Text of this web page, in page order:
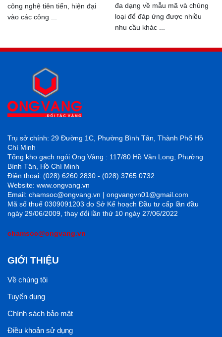
công nghệ tiên tiến, hiện đại
vào các công ...
đa dạng về mẫu mã và chủng
loại để đáp ứng được nhiều
nhu cầu khác ...
Trụ sở chính: 29 Đường 1C, Phường Bình Tân, Thành Phố Hồ
Chí Minh
Tổng kho gạch ngói Ong Vàng : 117/80 Hồ Văn Long, Phường
Bình Tân, Hồ Chí Minh
Điện thoại: (028) 6260 2830 - (028) 3765 0732
Website: www.ongvang.vn
Email: chamsoc@ongvang.vn | ongvangvn01@gmail.com
Mã số thuế 0309091203 do Sở Kế hoạch Đầu tư cấp lần đầu
ngày 29/06/2009, thay đổi lần thứ 10 ngày 27/06/2022
chamsoc@ongvang.vn
GIỚI THIỆU
Về chúng tôi
Tuyển dụng
Chính sách bảo mật
Điều khoản sử dụng